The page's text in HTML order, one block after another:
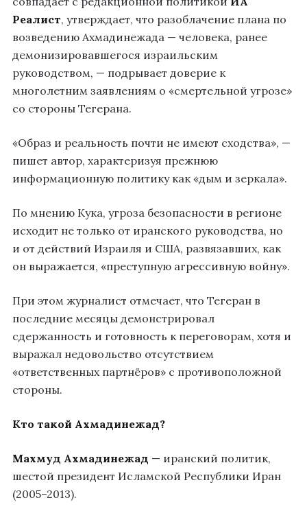
Реалист, утверждает, что разоблачение плана по
возведению Ахмадинежада — человека, ранее
демонизировавшегося израильским
руководством, — подрывает доверие к
многолетним заявлениям о «смертельной угрозе»
со стороны Тегерана.
«Образ и реальность почти не имеют сходства», —
пишет автор, характеризуя прежнюю
информационную политику как «дым и зеркала».
По мнению Кука, угроза безопасности в регионе
исходит не только от иранского руководства, но
и от действий Израиля и США, развязавших, как
он выражается, «преступную агрессивную войну».
При этом журналист отмечает, что Тегеран в
последние месяцы демонстрировал
сдержанность и готовность к переговорам, хотя и
выражал недовольство отсутствием
«ответственных партнёров» с противоположной
стороны.
Кто такой Ахмадинежад?
Махмуд Ахмадинежад — иранский политик,
шестой президент Исламской Республики Иран
(2005–2013).